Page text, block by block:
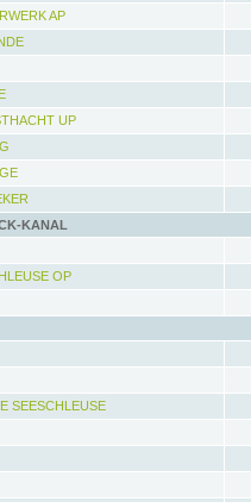
AP
UP
KANAL
OP
SEESCHLEUSE